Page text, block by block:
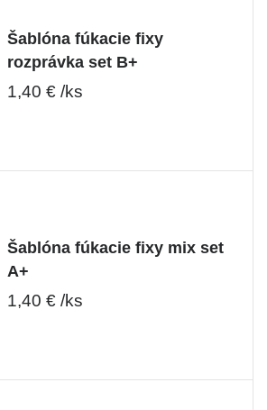
Šablóna fúkacie fixy
rozprávka set B+
1,40 € /ks
Šablóna fúkacie fixy mix set
A+
1,40 € /ks